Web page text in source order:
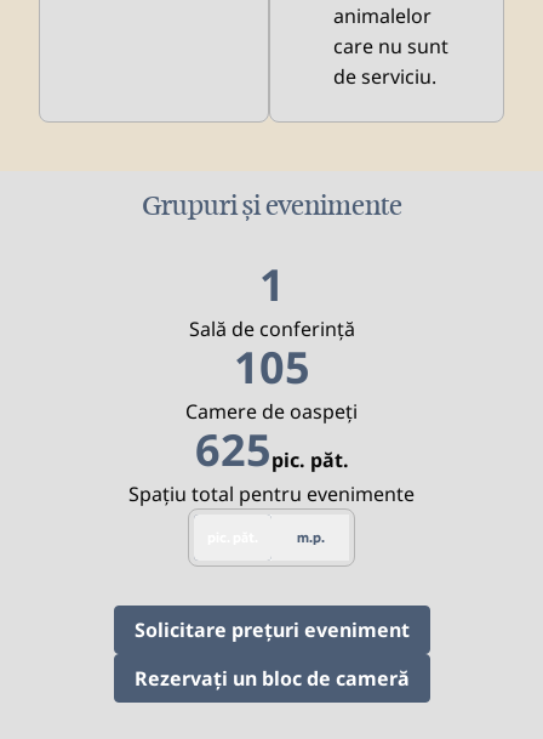
animalelor
care nu sunt
de serviciu.
Grupuri și evenimente
1
Sală de conferință
105
Camere de oaspeţi
625pic. păt.
Picioare pătrate
Spațiu total pentru evenimente
m.p.
Solicitare prețuri eveniment,
Rezervați un bloc de cameră,